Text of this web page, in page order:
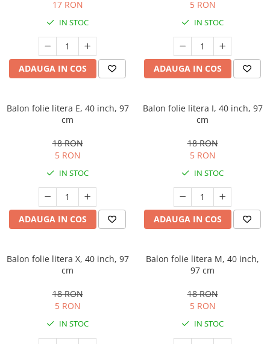
Costume Printi
Costume Vrajitoare Copii
Costume pentru Halloween
Costume Populare
Baloane latex
Pinata petreceri
17 RON
IN STOC
ADAUGA IN COS
5 RON
IN STOC
ADAUGA IN COS
Balon folie litera E, 40 inch, 97
cm
18 RON
5 RON
IN STOC
ADAUGA IN COS
Balon folie litera I, 40 inch, 97
cm
18 RON
5 RON
IN STOC
ADAUGA IN COS
Balon folie litera X, 40 inch, 97
cm
18 RON
5 RON
IN STOC
Balon folie litera M, 40 inch,
97 cm
18 RON
5 RON
IN STOC